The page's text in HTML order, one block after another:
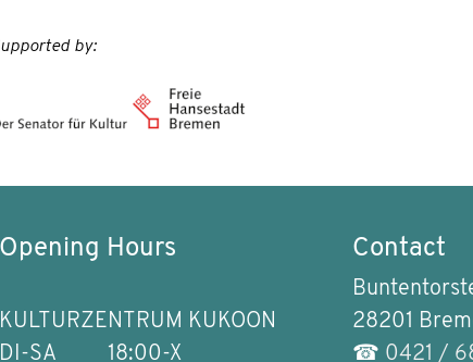
by:
Opening Hours
KULTURZENTRUM KUKOON
DI-SA
18:00-X
Contact
28201
☎ 0421 /